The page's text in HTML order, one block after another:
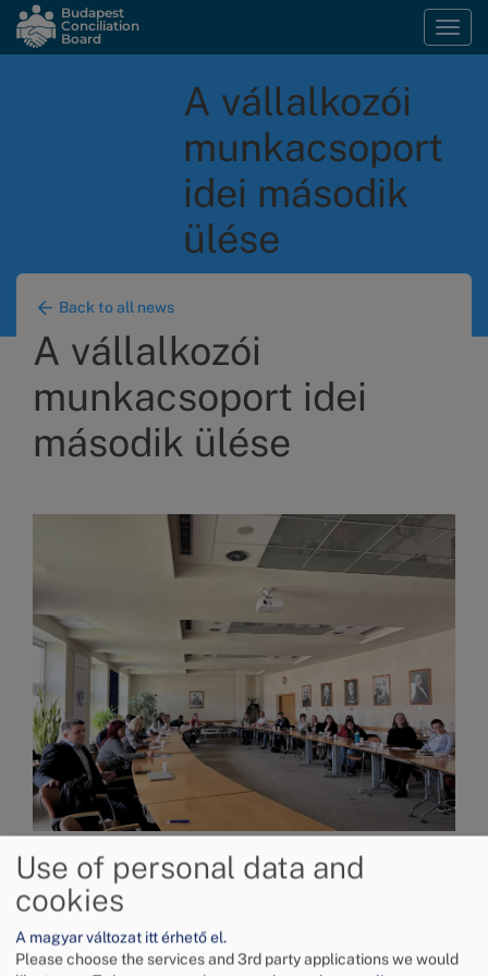
Skip
main
Budapest
Conciliation
Board
A vállalkozói
munkacsoport
idei második
ülése
Back to all news
A vállalkozói
munkacsoport idei
második ülése
2025. április 8-án a Budapesti Kereskedelmi és
Iparkamara, valamint a Budapesti Békéltető
Testület az idei évben második alkalommal
tartotta meg a Vállalkozói munkacsoport
Use of personal data and
cookies
A magyar változat itt érhető el.
Please choose the services and 3rd party applications we would